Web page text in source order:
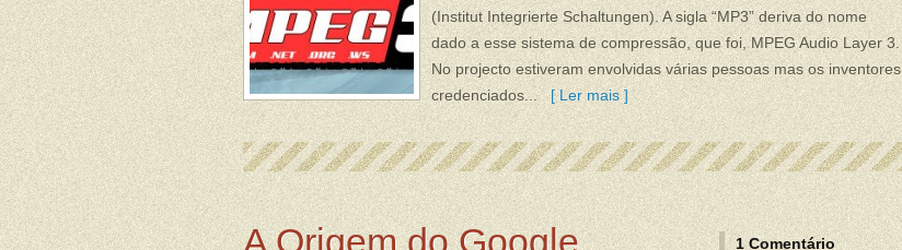
(Institut Integrierte Schaltungen). A sigla “MP3” deriva do nome
dado a esse sistema de compressão, que foi, MPEG Audio Layer 3.
No projecto estiveram envolvidas várias pessoas mas os inventores
credenciados...[ Ler mais ]
A Origem do Google 1 Comentário